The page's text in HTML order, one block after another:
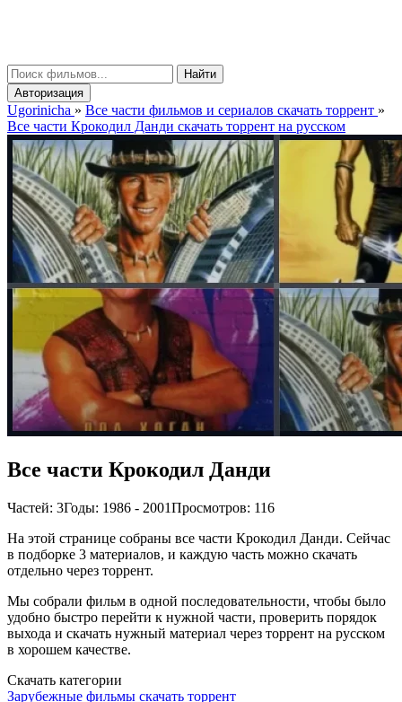
Найти
Авторизация
Ugorinicha » Все части фильмов и сериалов скачать торрент »
Все части Крокодил Данди скачать торрент на русском
Все части Крокодил Данди
Частей: 3Годы: 1986 - 2001Просмотров: 116
На этой странице собраны все части Крокодил Данди. Сейчас
в подборке 3 материалов, и каждую часть можно скачать
отдельно через торрент.
Мы собрали фильм в одной последовательности, чтобы было
удобно быстро перейти к нужной части, проверить порядок
выхода и скачать нужный материал через торрент на русском
в хорошем качестве.
Скачать категории
Зарубежные фильмы скачать торрент